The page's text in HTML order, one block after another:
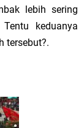
lebih sering
keduanya
tersebut?.